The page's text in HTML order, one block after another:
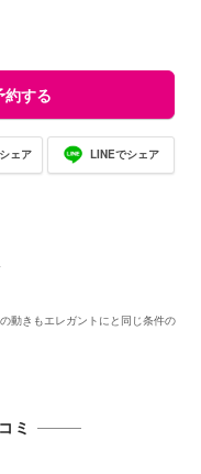
約する
ェア LINEでシェア
動きもエレガントにと同じ条件の
ミ